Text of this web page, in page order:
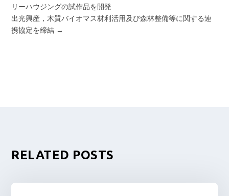
リーハウジングの試作品を開発
出光興産，木質バイオマス材利活用及び森林整備等に関する連
携協定を締結 →
RELATED POSTS